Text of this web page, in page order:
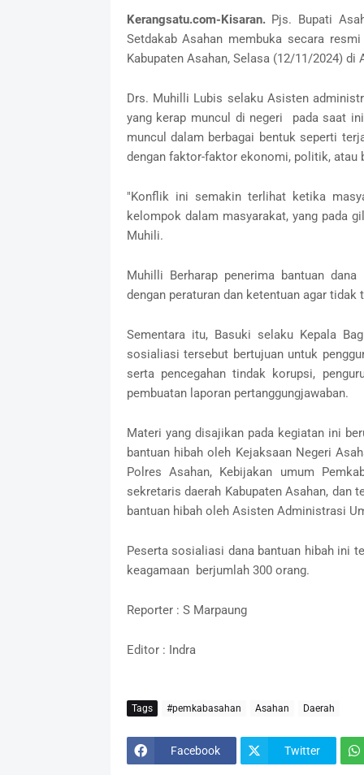
Kerangsatu.com-Kisaran. Pjs. Bupati
Setdakab Asahan membuka secara
Kabupaten Asahan, Selasa (12/11/2024)
Drs. Muhilli Lubis selaku Asisten
yang kerap muncul di negeri pada saat
muncul dalam berbagai bentuk seperti
dengan faktor-faktor ekonomi, politik, atau
"Konflik ini semakin terlihat ketika
kelompok dalam masyarakat, yang pada
Muhili.
Muhilli Berharap penerima bantuan
dengan peraturan dan ketentuan agar tidak
Sementara itu, Basuki selaku Kepala
sosialiasi tersebut bertujuan untuk
serta pencegahan tindak korupsi,
pembuatan laporan pertanggungjawaban.
Materi yang disajikan pada kegiatan ini
bantuan hibah oleh Kejaksaan Negeri
Polres Asahan, Kebijakan umum
sekretaris daerah Kabupaten Asahan, dan
bantuan hibah oleh Asisten Administrasi
Peserta sosialiasi dana bantuan hibah ini
keagamaan berjumlah 300 orang.
Reporter : S Marpaung
Editor : Indra
Tags #pemkabasahan Asahan Daerah
Facebook Twitter